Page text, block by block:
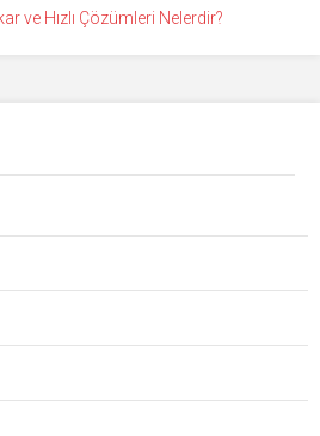
ve Hızlı Çözümleri Nelerdir?